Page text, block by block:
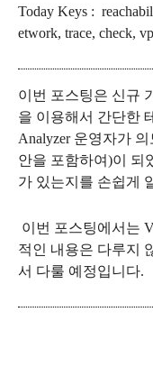
Today Keys :
etwork, trace, check,
이번 포스팅은 신규
을 이용해서 간단한
Analyzer 운영자가
안을 포함하여)이 되
가 있는지를 손쉽게
이번 포스팅에서는
적인 내용은 다루지
서 다룰 예정입니다.